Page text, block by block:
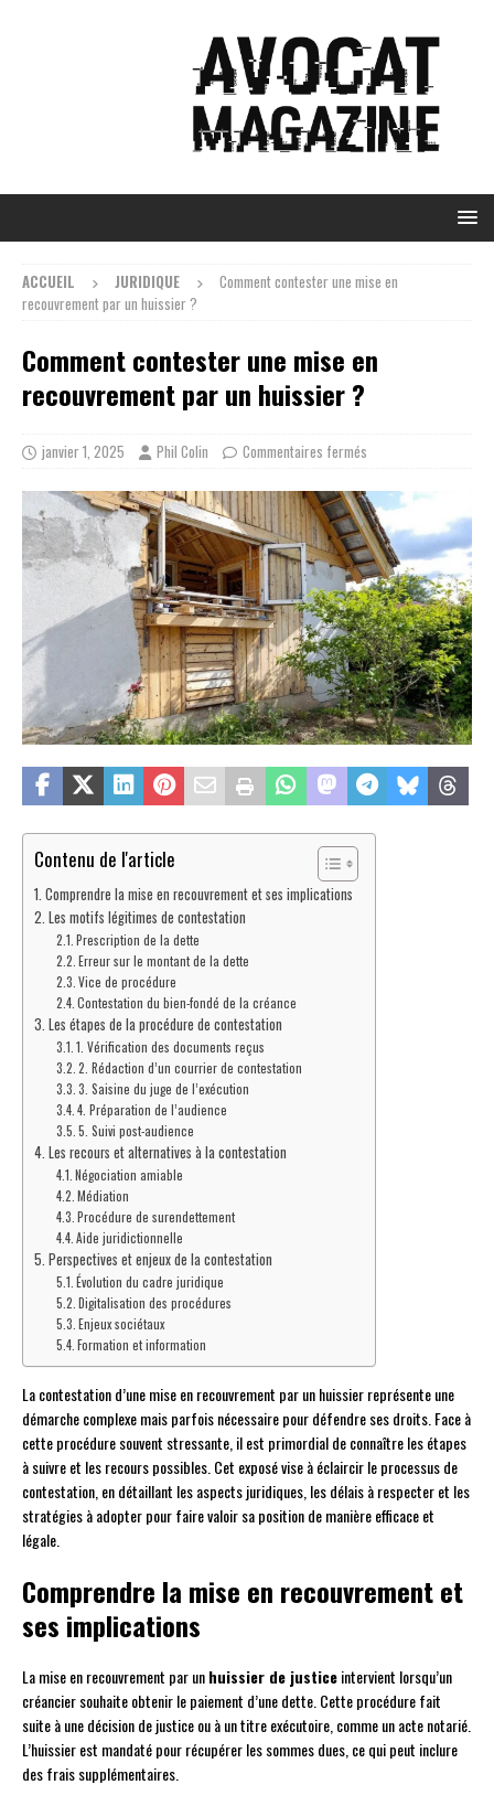
ACCUEIL JURIDIQUE
Comment contester une mise en
recouvrement par un huissier ?
Comment contester une mise en
recouvrement par un huissier ?
janvier 1, 2025 Phil Colin Commentaires fermés
Contenu de l'article
Comprendre la mise en recouvrement et ses implications
Les motifs légitimes de contestation
Prescription de la dette
Erreur sur le montant de la dette
Vice de procédure
Contestation du bien-fondé de la créance
Les étapes de la procédure de contestation
1. Vérification des documents reçus
2. Rédaction d’un courrier de contestation
3. Saisine du juge de l’exécution
4. Préparation de l’audience
5. Suivi post-audience
Les recours et alternatives à la contestation
Négociation amiable
Médiation
Procédure de surendettement
Aide juridictionnelle
Perspectives et enjeux de la contestation
Évolution du cadre juridique
Digitalisation des procédures
Enjeux sociétaux
Formation et information
La contestation d’une mise en recouvrement par un huissier représente une
démarche complexe mais parfois nécessaire pour défendre ses droits. Face à
cette procédure souvent stressante, il est primordial de connaître les étapes
à suivre et les recours possibles. Cet exposé vise à éclaircir le processus de
contestation, en détaillant les aspects juridiques, les délais à respecter et les
stratégies à adopter pour faire valoir sa position de manière efficace et
légale.
Comprendre la mise en recouvrement et
ses implications
La mise en recouvrement par unhuissier de justiceintervient lorsqu’un
créancier souhaite obtenir le paiement d’une dette. Cette procédure fait
suite à une décision de justice ou à un titre exécutoire, comme un acte notarié.
L’huissier est mandaté pour récupérer les sommes dues, ce qui peut inclure
des frais supplémentaires.